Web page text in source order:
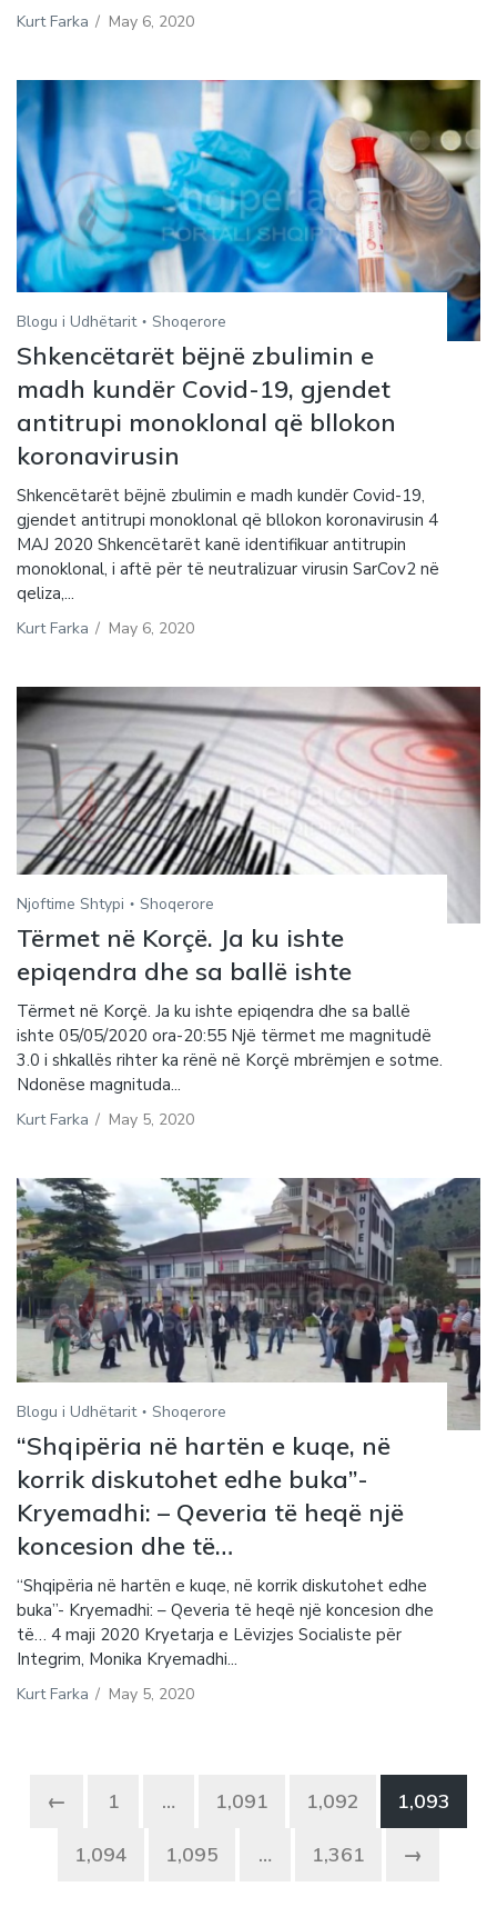
Kurt Farka / May 6, 2020
Blogu i Udhëtarit Shoqerore
Shkencëtarët bëjnë zbulimin e
madh kundër Covid-19, gjendet
antitrupi monoklonal që bllokon
koronavirusin
Shkencëtarët bëjnë zbulimin e madh kundër Covid-19,
gjendet antitrupi monoklonal që bllokon koronavirusin 4
MAJ 2020 Shkencëtarët kanë identifikuar antitrupin
monoklonal, i aftë për të neutralizuar virusin SarCov2 në
qeliza,...
Kurt Farka / May 6, 2020
Njoftime Shtypi Shoqerore
Tërmet në Korçë. Ja ku ishte
epiqendra dhe sa ballë ishte
Tërmet në Korçë. Ja ku ishte epiqendra dhe sa ballë
ishte 05/05/2020 ora-20:55 Një tërmet me magnitudë
3.0 i shkallës rihter ka rënë në Korçë mbrëmjen e sotme.
Ndonëse magnituda...
Kurt Farka / May 5, 2020
Blogu i Udhëtarit Shoqerore
“Shqipëria në hartën e kuqe, në
korrik diskutohet edhe buka”-
Kryemadhi: – Qeveria të heqë një
koncesion dhe të…
“Shqipëria në hartën e kuqe, në korrik diskutohet edhe
buka”- Kryemadhi: – Qeveria të heqë një koncesion dhe
të… 4 maji 2020 Kryetarja e Lëvizjes Socialiste për
Integrim, Monika Kryemadhi...
Kurt Farka / May 5, 2020
← 1 … 1,091 1,092 1,093
1,094 1,095 … 1,361 →